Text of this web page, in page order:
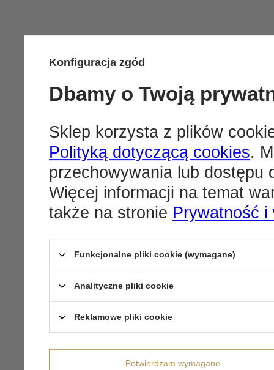
Konfiguracja zgód
Dbamy o Twoją
Sklep korzysta z plików
Polityką dotyczącą cookies.
przechowywania lub dostępu
Więcej informacji na temat
także na stronie Prywatność i
Funkcjonalne pliki cookie (wymagane)
Analityczne pliki cookie
Reklamowe pliki cookie
Potwierdzam wymagane